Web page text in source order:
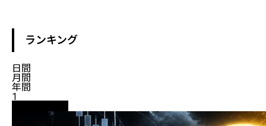
ランキング
日間
月間
年間
1